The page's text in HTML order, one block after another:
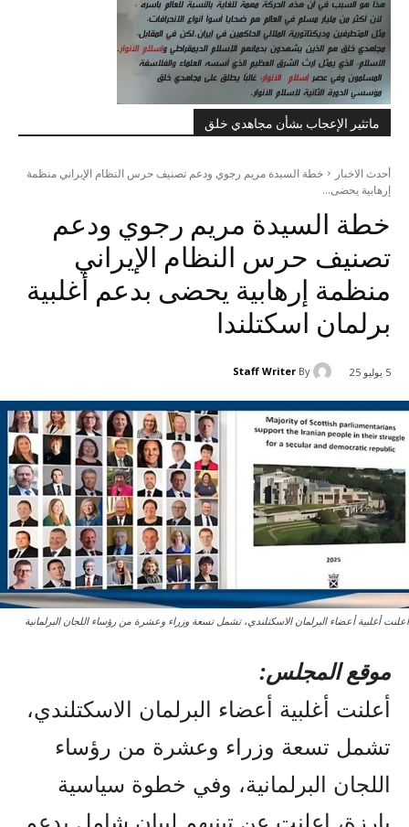
ماتثير الإعجاب بشأن مجاهدي خلق
أحدث الاخبار
خطة السيدة مريم رجوي ودعم تصنيف حرس النظام الإيراني منظمة
إرهابية یحضی...
خطة السيدة مريم رجوي ودعم
تصنيف حرس النظام الإيراني
منظمة إرهابية یحضی بدعم أغلبية
برلمان اسكتلندا
5 يوليو 25 By
Staff Writer
أعلنت أغلبية أعضاء البرلمان الاسكتلندي، تشمل تسعة وزراء وعشرة من رؤساء اللجان البرلمانية
موقع المجلس:
أعلنت أغلبية أعضاء البرلمان الاسكتلندي،
تشمل تسعة وزراء وعشرة من رؤساء
اللجان البرلمانية، وفي خطوة سياسية